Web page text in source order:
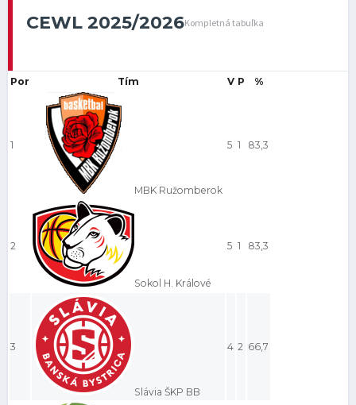
CEWL 2025/2026Kompletná tabuľka
Por Tím V P %
1
MBK Ružomberok
5 1 83,3
2
Sokol H. Králové
5 1 83,3
3
Slávia ŠKP BB
4 2 66,7